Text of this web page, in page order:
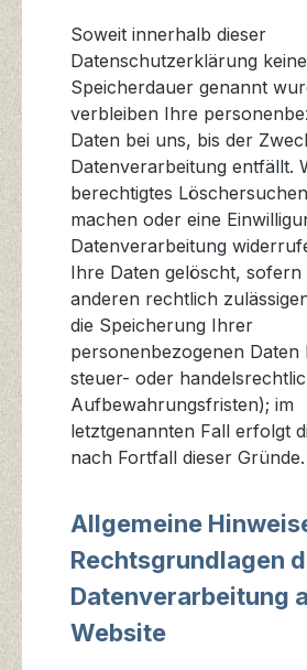
Soweit innerhalb dieser
Datenschutzerklärung
Speicherdauer genannt
verbleiben Ihre
Daten bei uns, bis der
Datenverarbeitung entfällt.
berechtigtes
machen oder eine
Datenverarbeitung
Ihre Daten gelöscht, sofern
anderen rechtlich
die Speicherung Ihrer
personenbezogenen Daten
steuer- oder
Aufbewahrungsfristen); im
letztgenannten Fall erfolgt
nach Fortfall dieser Gründe.
Allgemeine
Rechtsgrundlagen
Datenverarbeitung
Website